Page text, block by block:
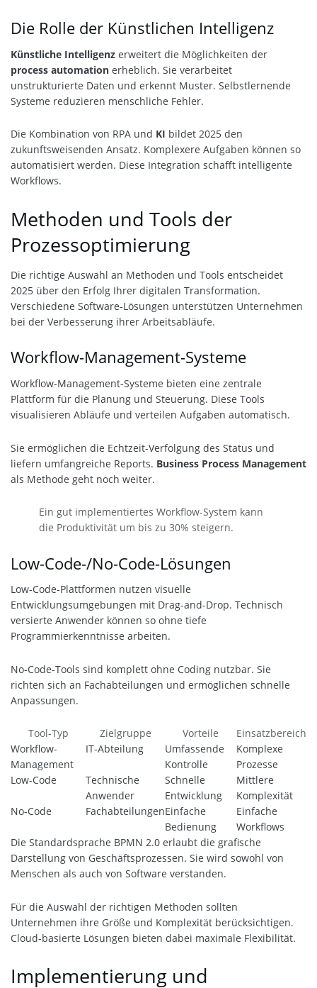
Die Rolle der Künstlichen Intelligenz
Künstliche Intelligenz erweitert die Möglichkeiten der
process automation erheblich. Sie verarbeitet
unstrukturierte Daten und erkennt Muster. Selbstlernende
Systeme reduzieren menschliche Fehler.
Die Kombination von RPA und KI bildet 2025 den
zukunftsweisenden Ansatz. Komplexere Aufgaben können so
automatisiert werden. Diese Integration schafft intelligente
Workflows.
Methoden und Tools der
Prozessoptimierung
Die richtige Auswahl an Methoden und Tools entscheidet
2025 über den Erfolg Ihrer digitalen Transformation.
Verschiedene Software-Lösungen unterstützen Unternehmen
bei der Verbesserung ihrer Arbeitsabläufe.
Workflow-Management-Systeme
Workflow-Management-Systeme bieten eine zentrale
Plattform für die Planung und Steuerung. Diese Tools
visualisieren Abläufe und verteilen Aufgaben automatisch.
Sie ermöglichen die Echtzeit-Verfolgung des Status und
liefern umfangreiche Reports. Business Process Management
als Methode geht noch weiter.
Ein gut implementiertes Workflow-System kann
die Produktivität um bis zu 30% steigern.
Low-Code-/No-Code-Lösungen
Low-Code-Plattformen nutzen visuelle
Entwicklungsumgebungen mit Drag-and-Drop. Technisch
versierte Anwender können so ohne tiefe
Programmierkenntnisse arbeiten.
No-Code-Tools sind komplett ohne Coding nutzbar. Sie
richten sich an Fachabteilungen und ermöglichen schnelle
Anpassungen.
Tool-Typ Zielgruppe Vorteile
Einsatzbereich
Workflow-
Management
IT-Abteilung
Umfassende
Kontrolle
Komplexe
Prozesse
Low-Code
Technische
Anwender
Schnelle
Entwicklung
Mittlere
Komplexität
No-Code
FachabteilungenEinfache
Bedienung
Einfache
Workflows
Die Standardsprache BPMN 2.0 erlaubt die grafische
Darstellung von Geschäftsprozessen. Sie wird sowohl von
Menschen als auch von Software verstanden.
Für die Auswahl der richtigen Methoden sollten
Unternehmen ihre Größe und Komplexität berücksichtigen.
Cloud-basierte Lösungen bieten dabei maximale Flexibilität.
Implementierung und